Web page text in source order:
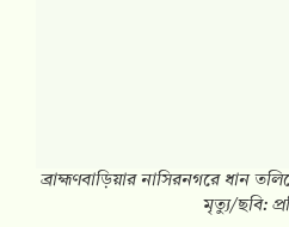
ব্রাহ্মণবাড়িয়ার নাসিরনগরে ধান
মৃত্যু/ছবি: